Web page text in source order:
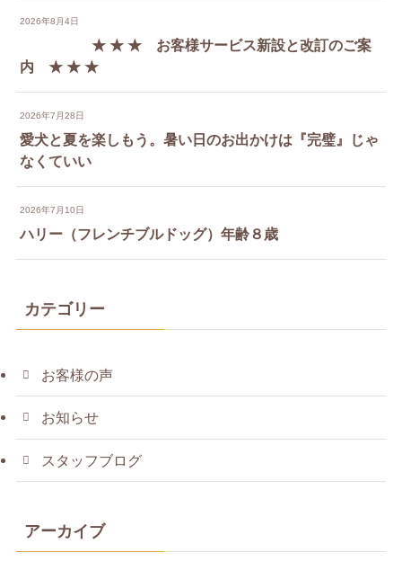
2026年8月4日
★ ★ ★ お客様サービス新設と改訂のご案
内 ★ ★ ★
2026年7月28日
愛犬と夏を楽しもう。暑い日のお出かけは『完璧』じゃ
なくていい
2026年7月10日
ハリー（フレンチブルドッグ）年齢８歳
カテゴリー
お客様の声
お知らせ
スタッフブログ
アーカイブ